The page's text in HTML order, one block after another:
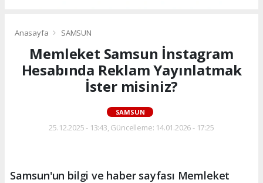
Anasayfa SAMSUN
Memleket Samsun İnstagram
Hesabında Reklam Yayınlatmak
İster misiniz?
SAMSUN
25.12.2025 - 13:43, Güncelleme: 14.01.2026 - 17:25
Samsun'un bilgi ve haber sayfası Memleket